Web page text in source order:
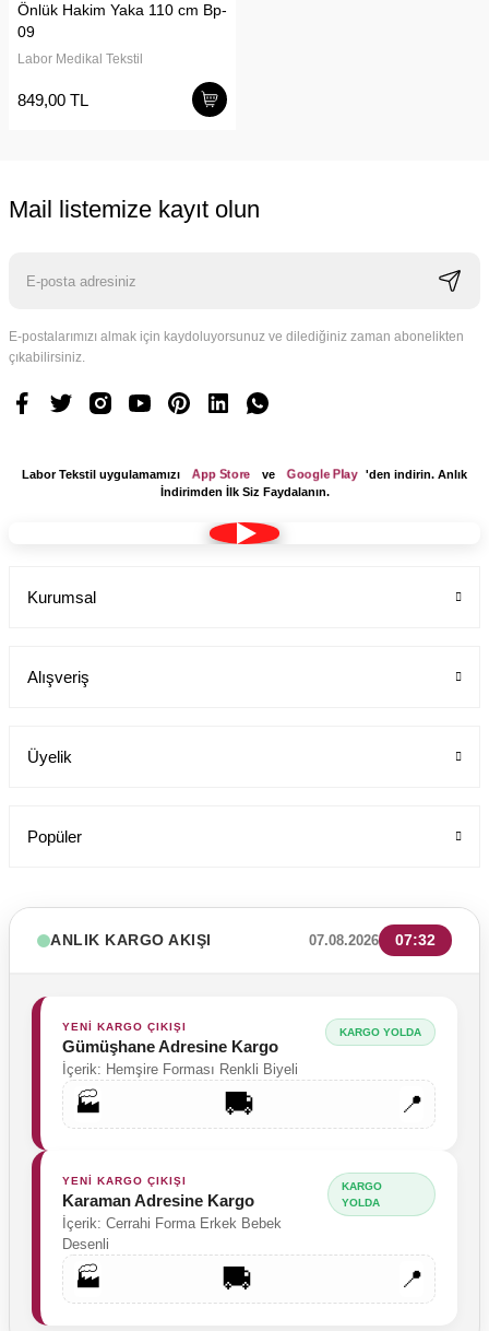
Önlük Hakim Yaka 110 cm Bp-
09
Labor Medikal Tekstil
849,00 TL
Mail listemize kayıt olun
E-postalarımızı almak için kaydoluyorsunuz ve dilediğiniz zaman abonelikten
çıkabilirsiniz.
Labor Tekstil uygulamamızı App Store ve Google Play
'den indirin. Anlık
İndirimden İlk Siz Faydalanın.
Kurumsal
Alışveriş
Üyelik
Popüler
ANLIK KARGO AKIŞI 07.08.2026 07:32
YENİ KARGO ÇIKIŞI
Gümüşhane Adresine Kargo
İçerik: Hemşire Forması Renkli Biyeli
KARGO YOLDA
🏭 🚚 📍
YENİ KARGO ÇIKIŞI
Karaman Adresine Kargo
İçerik: Cerrahi Forma Erkek Bebek
Desenli
KARGO
YOLDA
🏭 🚚 📍